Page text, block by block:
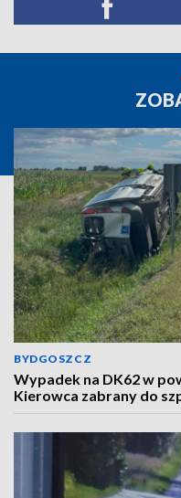
BYDGOSZCZ
Wypadek na DK62 w
Kierowca zabrany do